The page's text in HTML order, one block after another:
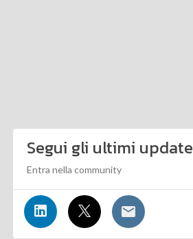
Segui gli ultimi update
Entra nella community